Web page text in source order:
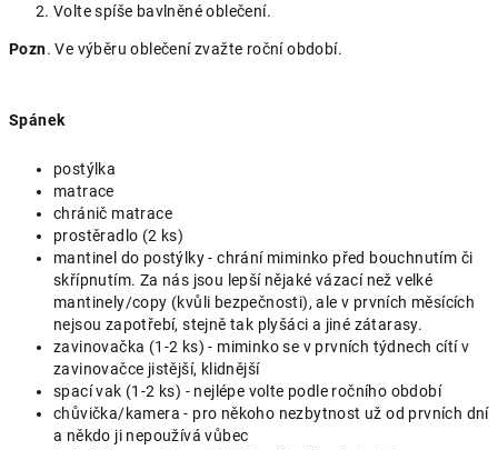
Volte spíše bavlněné oblečení.
Pozn. Ve výběru oblečení zvažte roční období.
Spánek
postýlka
matrace
chránič matrace
prostěradlo (2 ks)
mantinel do postýlky - chrání miminko před bouchnutím či
skřípnutím. Za nás jsou lepší nějaké vázací než velké
mantinely/copy (kvůli bezpečnosti), ale v prvních měsících
nejsou zapotřebí, stejně tak plyšáci a jiné zátarasy.
zavinovačka (1-2 ks) - miminko se v prvních týdnech cítí v
zavinovačce jistější, klidnější
spací vak (1-2 ks) - nejlépe volte podle ročního období
chůvička/kamera - pro někoho nezbytnost už od prvních dní
a někdo ji nepoužívá vůbec